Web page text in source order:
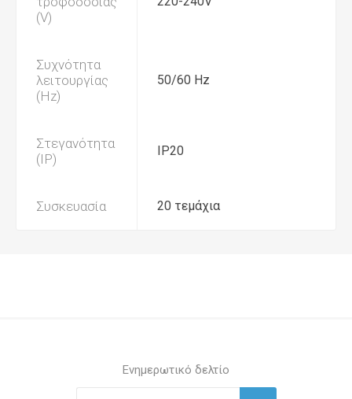
(V)
Συχνότητα
λειτουργίας
(Hz)
50/60 Hz
Στεγανότητα
(IP)
IP20
Συσκευασία 20 τεμάχια
Ενημερωτικό δελτίο